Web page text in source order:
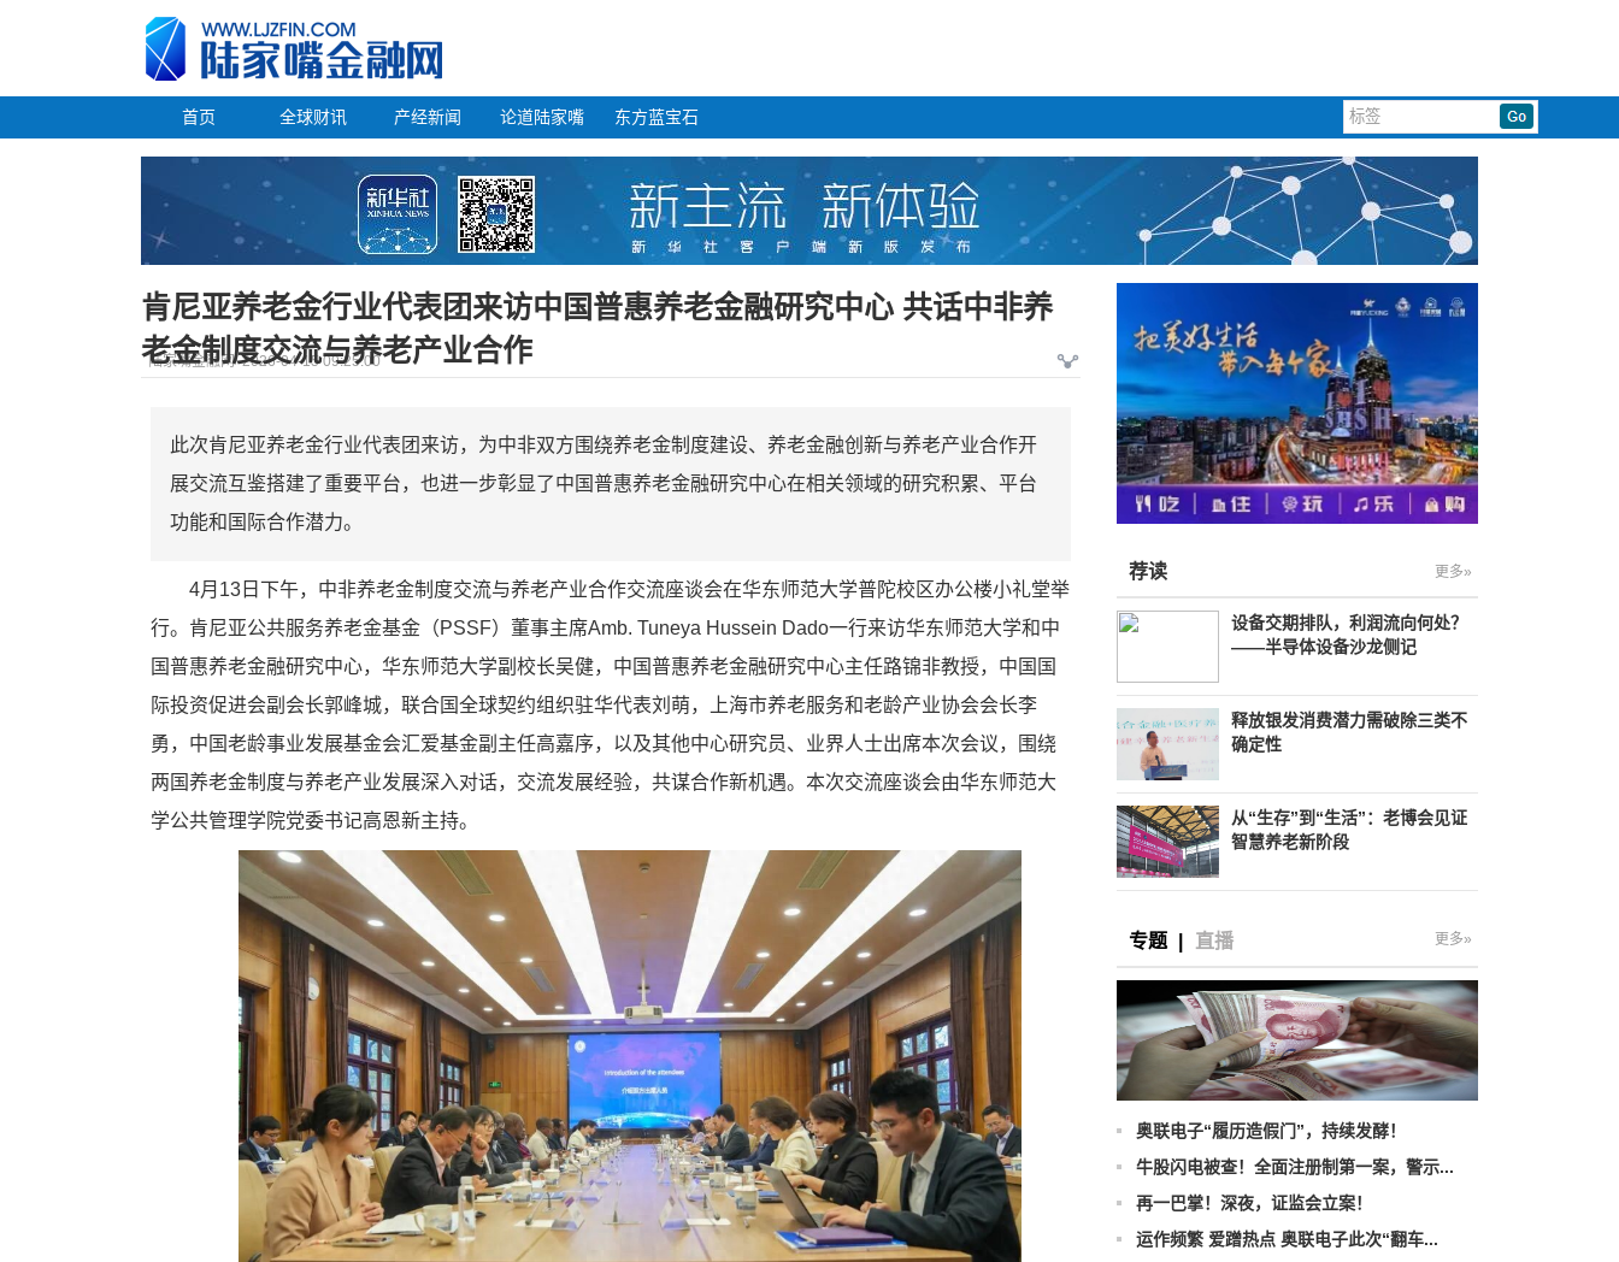
首页 全球财讯 产经新闻 论道陆家嘴 东方蓝宝石
肯尼亚养老金行业代表团来访中国普惠养老金融研究中心 共话中非养
老金制度交流与养老产业合作
陆家嘴金融网2026-04-15 09:25:00
此次肯尼亚养老金行业代表团来访，为中非双方围绕养老金制度建设、养老金融创新与养老产业合作开
展交流互鉴搭建了重要平台，也进一步彰显了中国普惠养老金融研究中心在相关领域的研究积累、平台
功能和国际合作潜力。
4月13日下午，中非养老金制度交流与养老产业合作交流座谈会在华东师范大学普陀校区办公楼小礼堂举
行。肯尼亚公共服务养老金基金（PSSF）董事主席Amb. Tuneya Hussein Dado一行来访华东师范大学和中
国普惠养老金融研究中心，华东师范大学副校长吴健，中国普惠养老金融研究中心主任路锦非教授，中国国
际投资促进会副会长郭峰城，联合国全球契约组织驻华代表刘萌，上海市养老服务和老龄产业协会会长李
勇，中国老龄事业发展基金会汇爱基金副主任高嘉序，以及其他中心研究员、业界人士出席本次会议，围绕
两国养老金制度与养老产业发展深入对话，交流发展经验，共谋合作新机遇。本次交流座谈会由华东师范大
学公共管理学院党委书记高恩新主持。
荐读 更多»
设备交期排队，利润流向何处？
——半导体设备沙龙侧记
释放银发消费潜力需破除三类不
确定性
从“生存”到“生活”：老博会见证
智慧养老新阶段
专题 直播 更多»
奥联电子“履历造假门”，持续发酵！
牛股闪电被查！全面注册制第一案，警示...
再一巴掌！深夜，证监会立案！
运作频繁 爱蹭热点 奥联电子此次“翻车...